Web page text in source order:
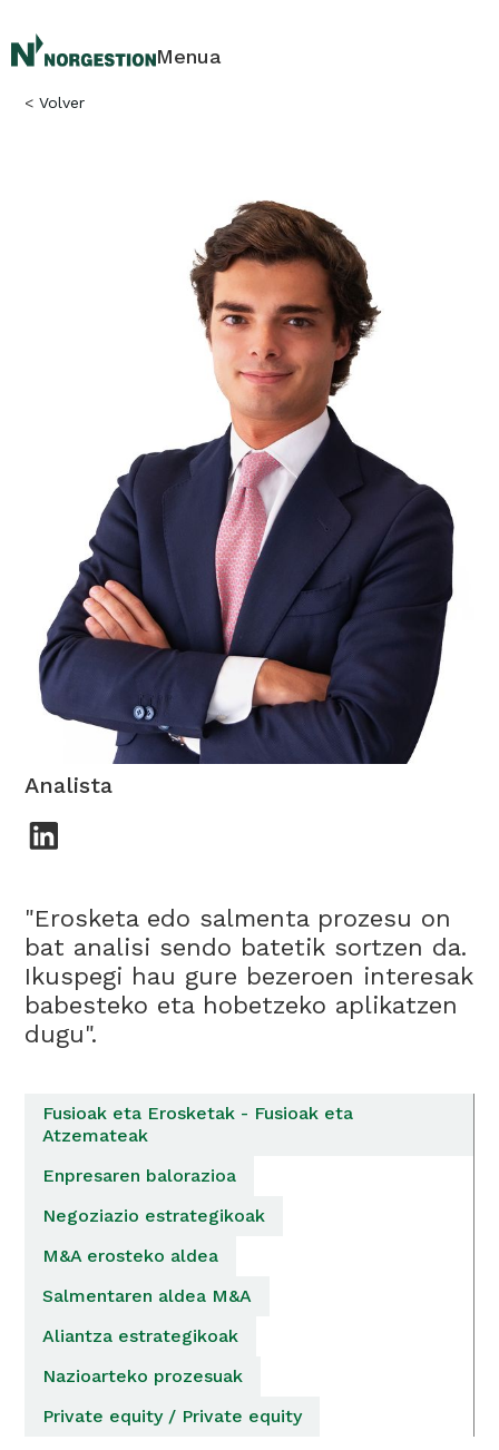
Menua
< Volver
Gonzalo Herguedas
Analista
"Erosketa edo salmenta prozesu on
bat analisi sendo batetik sortzen da.
Ikuspegi hau gure bezeroen interesak
babesteko eta hobetzeko aplikatzen
dugu".
Fusioak eta Erosketak - Fusioak eta
Atzemateak
Enpresaren balorazioa
Negoziazio estrategikoak
M&A erosteko aldea
Salmentaren aldea M&A
Aliantza estrategikoak
Nazioarteko prozesuak
Private equity / Private equity